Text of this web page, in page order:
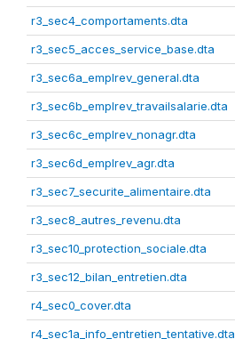
r3_sec4_comportaments.dta
r3_sec5_acces_service_base.dta
r3_sec6a_emplrev_general.dta
r3_sec6b_emplrev_travailsalarie.dta
r3_sec6c_emplrev_nonagr.dta
r3_sec6d_emplrev_agr.dta
r3_sec7_securite_alimentaire.dta
r3_sec8_autres_revenu.dta
r3_sec10_protection_sociale.dta
r3_sec12_bilan_entretien.dta
r4_sec0_cover.dta
r4_sec1a_info_entretien_tentative.dta